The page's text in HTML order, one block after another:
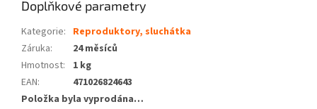
Doplňkové parametry
Kategorie: Reproduktory, sluchátka
Záruka:
24 měsíců
Hmotnost:
1 kg
EAN:
471026824643
Položka byla vyprodána…